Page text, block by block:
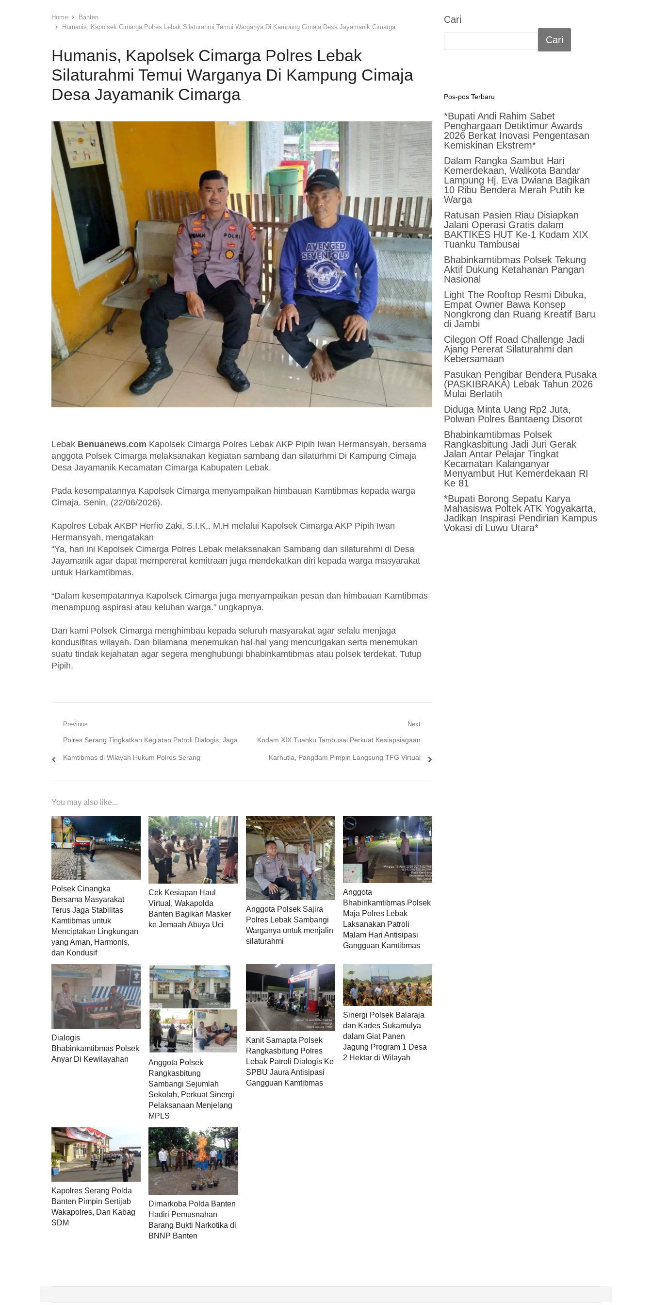
Home
Banten
Humanis, Kapolsek Cimarga Polres Lebak Silaturahmi Temui Warganya Di Kampung Cimaja Desa Jayamanik Cimarga
Humanis, Kapolsek Cimarga Polres Lebak
Silaturahmi Temui Warganya Di Kampung Cimaja
Desa Jayamanik Cimarga
Lebak Benuanews.com Kapolsek Cimarga Polres Lebak AKP Pipih Iwan Hermansyah, bersama
anggota Polsek Cimarga melaksanakan kegiatan sambang dan silaturhmi Di Kampung Cimaja
Desa Jayamanik Kecamatan Cimarga Kabupaten Lebak.
Pada kesempatannya Kapolsek Cimarga menyampaikan himbauan Kamtibmas kepada warga
Cimaja. Senin, (22/06/2026).
Kapolres Lebak AKBP Herfio Zaki, S.I.K,. M.H melalui Kapolsek Cimarga AKP Pipih Iwan
Hermansyah, mengatakan
“Ya, hari ini Kapolsek Cimarga Polres Lebak melaksanakan Sambang dan silaturahmi di Desa
Jayamanik agar dapat mempererat kemitraan juga mendekatkan diri kepada warga masyarakat
untuk Harkamtibmas.
“Dalam kesempatannya Kapolsek Cimarga juga menyampaikan pesan dan himbauan Kamtibmas
menampung aspirasi atau keluhan warga.” ungkapnya.
Dan kami Polsek Cimarga menghimbau kepada seluruh masyarakat agar selalu menjaga
kondusifitas wilayah. Dan bilamana menemukan hal-hal yang mencurigakan serta menemukan
suatu tindak kejahatan agar segera menghubungi bhabinkamtibmas atau polsek terdekat. Tutup
Pipih.
Navigasi
pos
Previous
Previous
post:
Polres Serang Tingkatkan Kegiatan Patroli Dialogis, Jaga
Kamtibmas di Wilayah Hukum Polres Serang
Next
Next
post:
Kodam XIX Tuanku Tambusai Perkuat Kesiapsiagaan
Karhutla, Pangdam Pimpin Langsung TFG Virtual
You may also like...
Polsek Cinangka
Bersama Masyarakat
Terus Jaga Stabilitas
Kamtibmas untuk
Menciptakan Lingkungan
yang Aman, Harmonis,
dan Kondusif
Cek Kesiapan Haul
Virtual, Wakapolda
Banten Bagikan Masker
ke Jemaah Abuya Uci
Anggota Polsek Sajira
Polres Lebak Sambangi
Warganya untuk menjalin
silaturahmi
Anggota
Bhabinkamtibmas Polsek
Maja Polres Lebak
Laksanakan Patroli
Malam Hari Antisipasi
Gangguan Kamtibmas
Dialogis
Bhabinkamtibmas Polsek
Anyar Di Kewilayahan
Anggota Polsek
Rangkasbitung
Sambangi Sejumlah
Sekolah, Perkuat Sinergi
Pelaksanaan Menjelang
MPLS
Kanit Samapta Polsek
Rangkasbitung Polres
Lebak Patroli Dialogis Ke
SPBU Jaura Antisipasi
Gangguan Kamtibmas
Sinergi Polsek Balaraja
dan Kades Sukamulya
dalam Giat Panen
Jagung Program 1 Desa
2 Hektar di Wilayah
Kapolres Serang Polda
Banten Pimpin Sertijab
Wakapolres, Dan Kabag
SDM
Dirnarkoba Polda Banten
Hadiri Pemusnahan
Barang Bukti Narkotika di
BNNP Banten
Cari
Cari
Pos-pos Terbaru
*Bupati Andi Rahim Sabet
Penghargaan Detiktimur Awards
2026 Berkat Inovasi Pengentasan
Kemiskinan Ekstrem*
Dalam Rangka Sambut Hari
Kemerdekaan, Walikota Bandar
Lampung Hj. Eva Dwiana Bagikan
10 Ribu Bendera Merah Putih ke
Warga
Ratusan Pasien Riau Disiapkan
Jalani Operasi Gratis dalam
BAKTIKES HUT Ke-1 Kodam XIX
Tuanku Tambusai
Bhabinkamtibmas Polsek Tekung
Aktif Dukung Ketahanan Pangan
Nasional
Light The Rooftop Resmi Dibuka,
Empat Owner Bawa Konsep
Nongkrong dan Ruang Kreatif Baru
di Jambi
Cilegon Off Road Challenge Jadi
Ajang Pererat Silaturahmi dan
Kebersamaan
Pasukan Pengibar Bendera Pusaka
(PASKIBRAKA) Lebak Tahun 2026
Mulai Berlatih
Diduga Minta Uang Rp2 Juta,
Polwan Polres Bantaeng Disorot
Bhabinkamtibmas Polsek
Rangkasbitung Jadi Juri Gerak
Jalan Antar Pelajar Tingkat
Kecamatan Kalanganyar
Menyambut Hut Kemerdekaan RI
Ke 81
*Bupati Borong Sepatu Karya
Mahasiswa Poltek ATK Yogyakarta,
Jadikan Inspirasi Pendirian Kampus
Vokasi di Luwu Utara*